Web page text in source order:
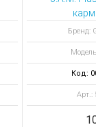
Бренд:
Код:
Арт.: